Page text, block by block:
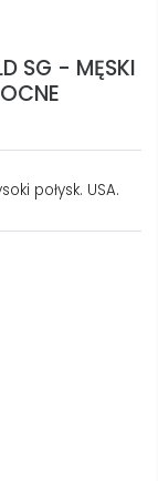
SG - MĘSKI
połysk. USA.